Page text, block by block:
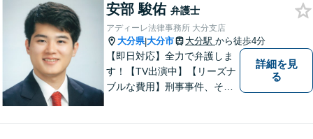
相談可】分かりやすい言葉
で、明確に判断をお示しし、
問題解決をサポートいたしま
す。
安部 駿佑 弁護士
アディーレ法律事務所 大分支店
大分県|大分市 大分駅 から徒歩4分
【即日対応】全力で弁護しま
す！【TV出演中】【リーズナ
ブルな費用】刑事事件、その
詳細を見
る